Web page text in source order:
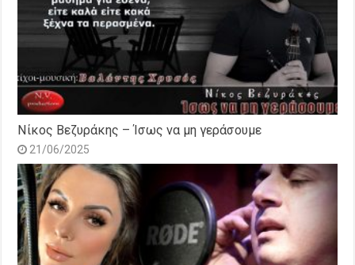
Νίκος Βεζυράκης – Ίσως να μη γεράσουμε
21/06/2025